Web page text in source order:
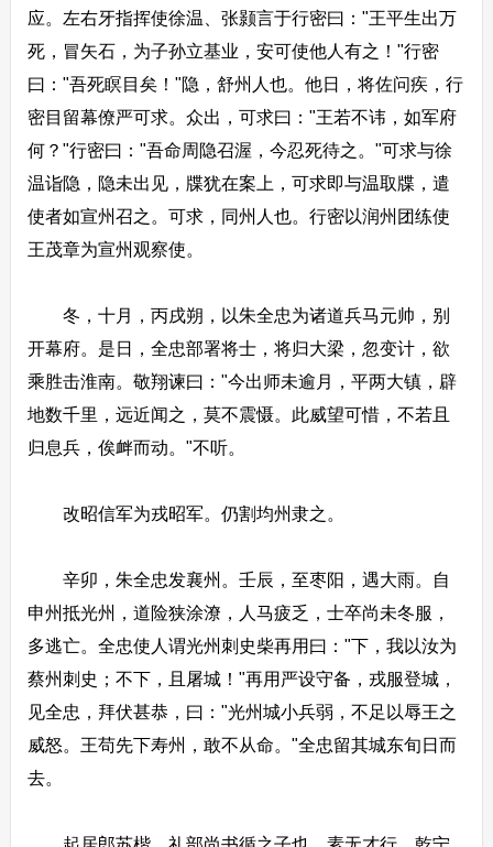
应。左右牙指挥使徐温、张颢言于行密曰："王平生出万
死，冒矢石，为子孙立基业，安可使他人有之！"行密
曰："吾死瞑目矣！"隐，舒州人也。他日，将佐问疾，行
密目留幕僚严可求。众出，可求曰："王若不讳，如军府
何？"行密曰："吾命周隐召渥，今忍死待之。"可求与徐
温诣隐，隐未出见，牒犹在案上，可求即与温取牒，遣
使者如宣州召之。可求，同州人也。行密以润州团练使
王茂章为宣州观察使。
冬，十月，丙戌朔，以朱全忠为诸道兵马元帅，别
开幕府。是日，全忠部署将士，将归大梁，忽变计，欲
乘胜击淮南。敬翔谏曰："今出师未逾月，平两大镇，辟
地数千里，远近闻之，莫不震慑。此威望可惜，不若且
归息兵，俟衅而动。"不听。
改昭信军为戎昭军。仍割均州隶之。
辛卯，朱全忠发襄州。壬辰，至枣阳，遇大雨。自
申州抵光州，道险狭涂潦，人马疲乏，士卒尚未冬服，
多逃亡。全忠使人谓光州刺史柴再用曰："下，我以汝为
蔡州刺史；不下，且屠城！"再用严设守备，戎服登城，
见全忠，拜伏甚恭，曰："光州城小兵弱，不足以辱王之
威怒。王苟先下寿州，敢不从命。"全忠留其城东旬日而
去。